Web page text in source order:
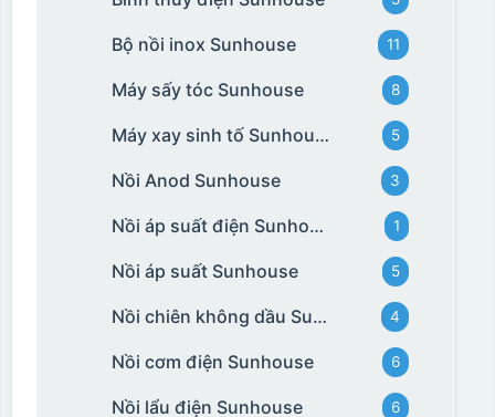
Bộ nồi inox Sunhouse 11
Máy sấy tóc Sunhouse 8
Máy xay sinh tố Sunhouse 5
Nồi Anod Sunhouse 3
Nồi áp suất điện Sunhouse 1
Nồi áp suất Sunhouse 5
Nồi chiên không dầu Sunhouse 4
Nồi cơm điện Sunhouse 6
Nồi lẩu điện Sunhouse 6